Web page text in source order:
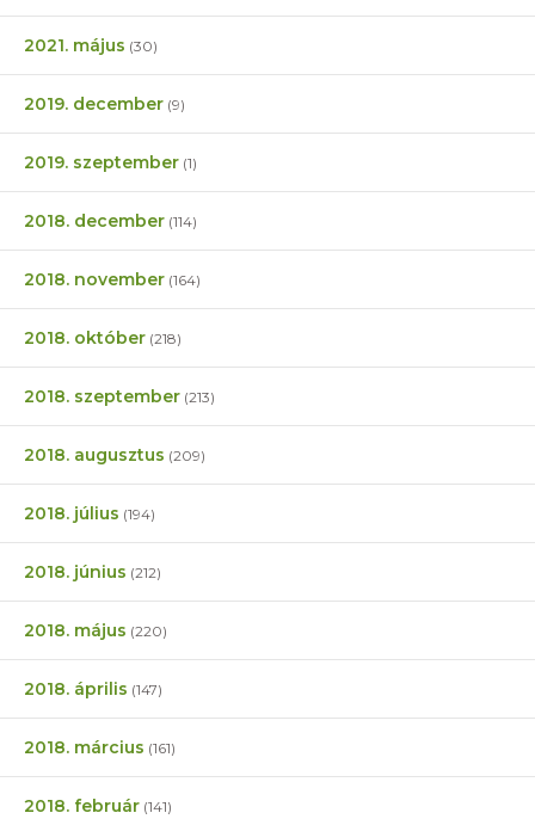
2021. május (30)
2019. december (9)
2019. szeptember (1)
2018. december (114)
2018. november (164)
2018. október (218)
2018. szeptember (213)
2018. augusztus (209)
2018. július (194)
2018. június (212)
2018. május (220)
2018. április (147)
2018. március (161)
2018. február (141)